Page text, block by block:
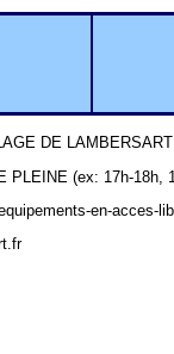
DE LAMBERSART
PLEINE (ex: 17h-18h,
en-acces-